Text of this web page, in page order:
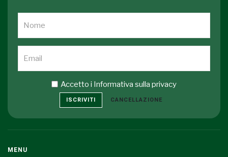
Accetto i Informativa sulla privacy
ISCRIVITI CANCELLAZIONE
MENU